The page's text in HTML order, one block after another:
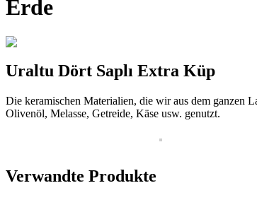
Erde
Uraltu Dört Saplı Extra Küp
Die keramischen Materialien, die wir aus dem ganzen
Olivenöl, Melasse, Getreide, Käse usw. genutzt.
Verwandte Produkte